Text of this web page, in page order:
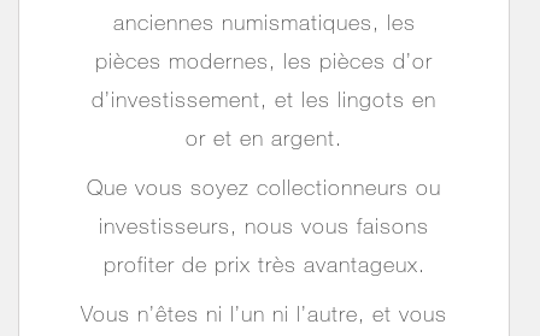
anciennes numismatiques, les
pièces modernes, les pièces d’or
d’investissement, et les lingots en
or et en argent.
Que vous soyez collectionneurs ou
investisseurs, nous vous faisons
profiter de prix très avantageux.
Vous n’êtes ni l’un ni l’autre, et vous